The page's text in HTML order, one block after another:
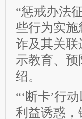
“惩戒办法
些行为实
诈及其关
示教育、
绍。
“‘断卡’行
利益诱惑